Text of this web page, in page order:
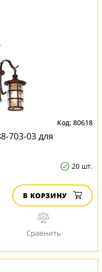
80618
703-03 для
20 шт.
В КОРЗИНУ